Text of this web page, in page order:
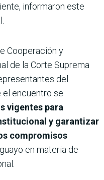
informaron este
Cooperación y
de la Corte Suprema
del
encuentro se
vigentes para
y garantizar
compromisos
en materia de